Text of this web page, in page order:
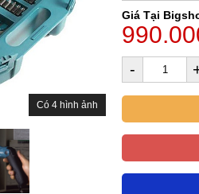
Có 4 hình ảnh
Giá Tại
-